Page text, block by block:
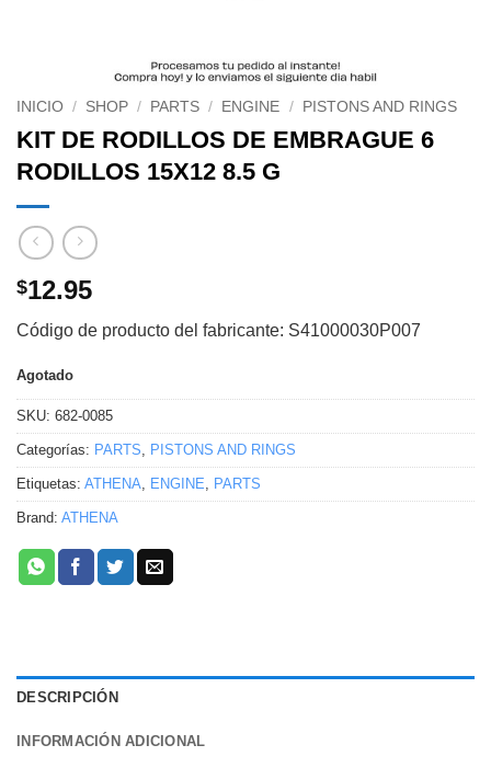
INICIO / SHOP / PARTS / ENGINE / PISTONS AND RINGS
KIT DE RODILLOS DE EMBRAGUE 6
RODILLOS 15X12 8.5 G
$12.95
Código de producto del fabricante: S41000030P007
Agotado
SKU: 682-0085
Categorías: PARTS, PISTONS AND RINGS
Etiquetas: ATHENA, ENGINE, PARTS
Brand: ATHENA
DESCRIPCIÓN
INFORMACIÓN ADICIONAL